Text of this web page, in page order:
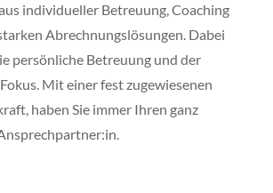
individueller Betreuung, Coaching
Abrechnungslösungen. Dabei
persönliche Betreuung und der
Mit einer fest zugewiesenen
haben Sie immer Ihren ganz